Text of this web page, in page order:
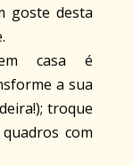
goste desta
casa é
a sua
troque
com